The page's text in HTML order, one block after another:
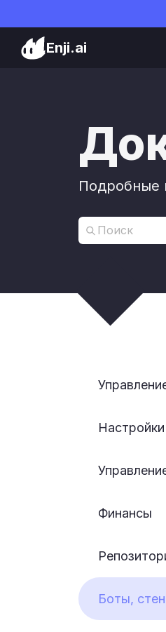
Enji.ai
Подробные
Настройки
Финансы
Боты,